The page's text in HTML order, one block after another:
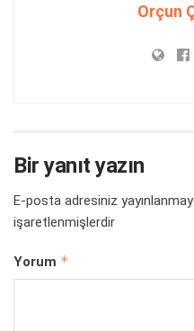
Orçun
Bir yanıt yazın
E-posta adresiniz
işaretlenmişlerdir
Yorum *